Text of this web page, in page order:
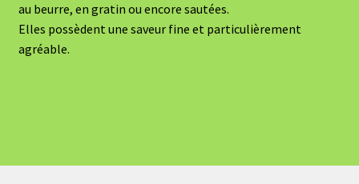
au beurre, en gratin ou encore sautées.
Elles possèdent une saveur fine et particulièrement
agréable.